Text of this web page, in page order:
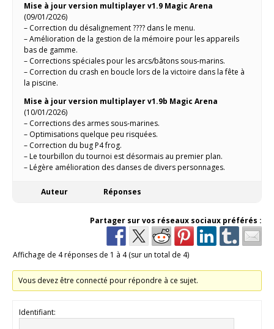
Mise à jour version multiplayer v1.9 Magic Arena
(09/01/2026)
– Correction du désalignement ???? dans le menu.
– Amélioration de la gestion de la mémoire pour les appareils
bas de gamme.
– Corrections spéciales pour les arcs/bâtons sous-marins.
– Correction du crash en boucle lors de la victoire dans la fête à
la piscine.
Mise à jour version multiplayer v1.9b Magic Arena
(10/01/2026)
– Corrections des armes sous-marines.
– Optimisations quelque peu risquées.
– Correction du bug P4 frog.
– Le tourbillon du tournoi est désormais au premier plan.
– Légère amélioration des danses de divers personnages.
Auteur Réponses
Partager sur vos réseaux sociaux préférés :
Affichage de 4 réponses de 1 à 4 (sur un total de 4)
Vous devez être connecté pour répondre à ce sujet.
Identifiant: